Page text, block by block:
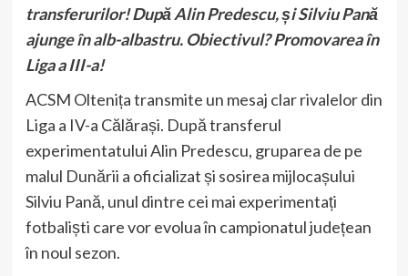
transferurilor! După Alin Predescu, și Silviu Pană
ajunge în alb-albastru. Obiectivul? Promovarea în
Liga a III-a!
ACSM Oltenița transmite un mesaj clar rivalelor din
Liga a IV-a Călărași. După transferul
experimentatului Alin Predescu, gruparea de pe
malul Dunării a oficializat și sosirea mijlocașului
Silviu Pană, unul dintre cei mai experimentați
fotbaliști care vor evolua în campionatul județean
în noul sezon.